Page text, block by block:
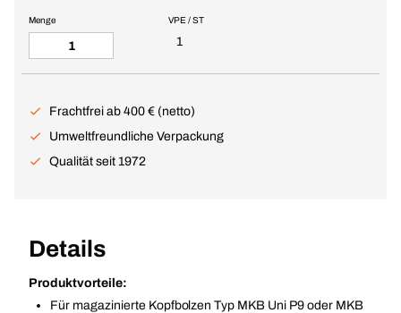
VPE / ST
1
Menge
Frachtfrei ab 400 € (netto)
Umweltfreundliche Verpackung
Qualität seit 1972
Details
Produktvorteile:
Für magazinierte Kopfbolzen Typ MKB Uni P9 oder MKB